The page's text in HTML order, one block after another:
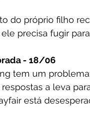
do próprio filho
precisa fugir
- 18/06
tem um
a leva
está